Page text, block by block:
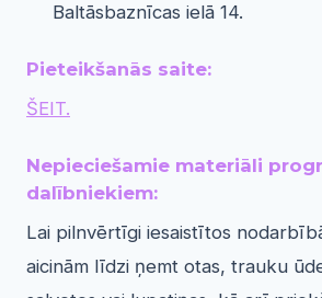
Baltāsbaznīcas ielā 14.
Pieteikšanās saite:
ŠEIT.
Nepieciešamie materiāli
dalībniekiem:
Lai pilnvērtīgi iesaistītos
aicinām līdzi ņemt otas, trauku